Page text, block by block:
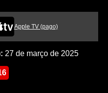
Apple TV (pago)
27 de março de 2025